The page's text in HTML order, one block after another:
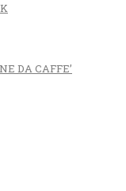
DA CAFFE’